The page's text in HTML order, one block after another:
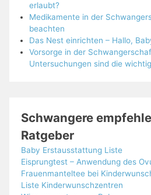
erlaubt?
Medikamente in der
beachten
Das Nest einrichten – Hallo,
Vorsorge in der
Untersuchungen sind die
Schwangere
Ratgeber
Baby Erstausstattung Liste
Eisprungtest – Anwendung des
Frauenmanteltee bei
Liste Kinderwunschzentren